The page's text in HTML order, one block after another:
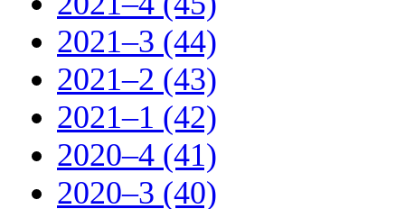
2021–3 (44)
2021–2 (43)
2021–1 (42)
2020–4 (41)
2020–3 (40)